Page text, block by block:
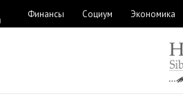
Финансы Социум Экономика